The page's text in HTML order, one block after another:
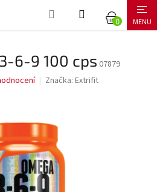
NÁKUPNÍ
6-9 100 cps 07879
Značka: Extrifit